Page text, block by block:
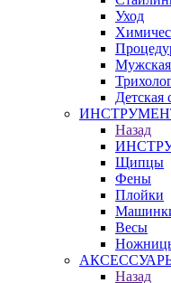
Уход
Мужская
Детская
Назад
Щипцы
Фены
Плойки
Весы
Назад